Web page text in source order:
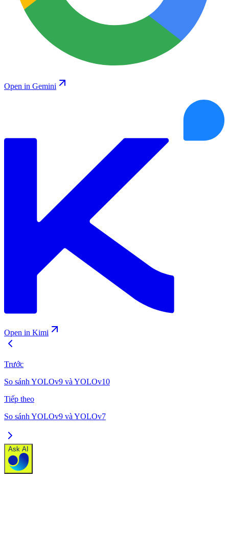
Open in Gemini
Open in Kimi
Trước
So sánh YOLOv9 và YOLOv10
Tiếp theo
So sánh YOLOv9 và YOLOv7
Ask AI